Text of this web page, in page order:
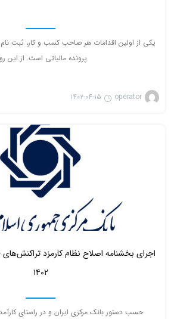
یکی از اولین اقدامات هر صاحب کسب و کار، ثبت
پرونده مالیاتی است. از این
operator ۱۴۰۲-۰۴-۱۵
۱۴۰۲
حسب دستور بانک مرکزی ایران و در راستای